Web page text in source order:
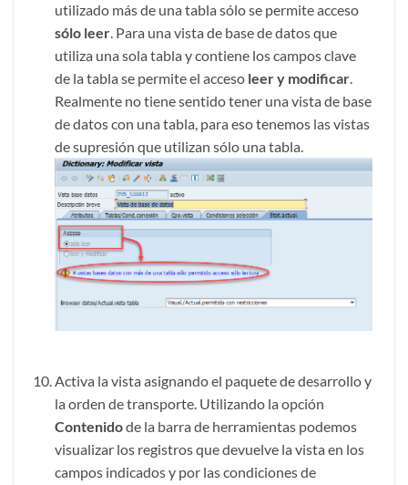
utilizado más de una tabla sólo se permite acceso
sólo leer. Para una vista de base de datos que
utiliza una sola tabla y contiene los campos clave
de la tabla se permite el acceso leer y modificar.
Realmente no tiene sentido tener una vista de base
de datos con una tabla, para eso tenemos las vistas
de supresión que utilizan sólo una tabla.
Activa la vista asignando el paquete de desarrollo y
la orden de transporte. Utilizando la opción
Contenidode la barra de herramientas podemos
visualizar los registros que devuelve la vista en los
campos indicados y por las condiciones de